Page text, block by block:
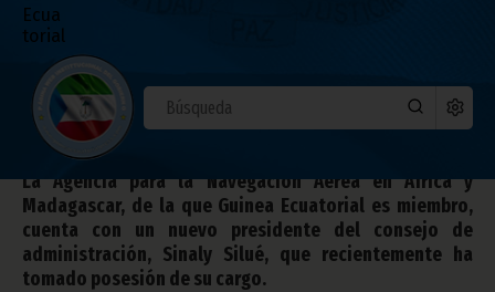
mayo 08, 2026
Noticias África
La Agencia para la Navegación Aérea en África y
Madagascar, de la que Guinea Ecuatorial es miembro,
cuenta con un nuevo presidente del consejo de
administración, Sinaly Silué, que recientemente ha
tomado posesión de su cargo.